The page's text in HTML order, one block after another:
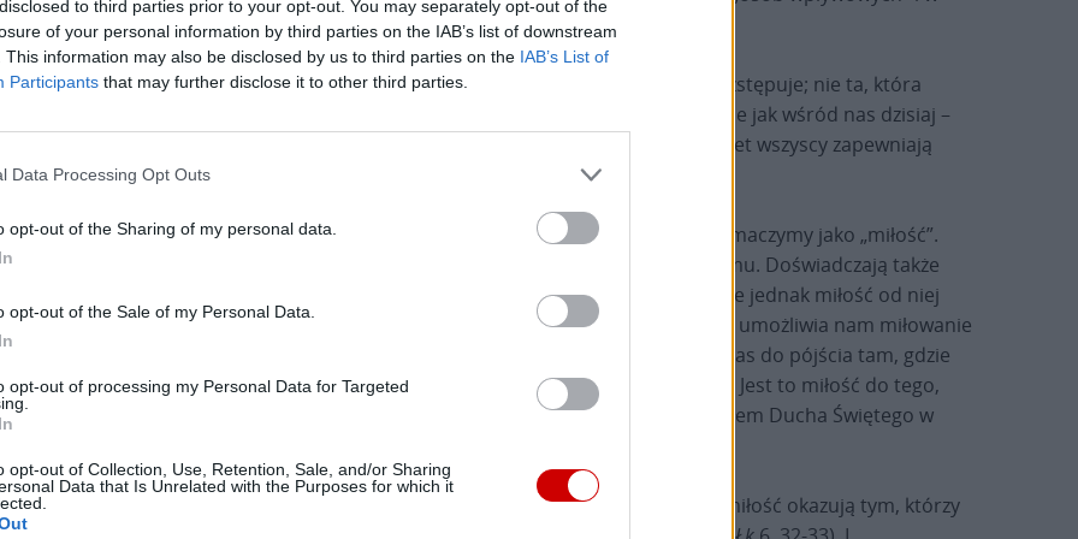
to third parties prior to your opt-out. You may separately opt-out of the
of your personal information by third parties on the IAB’s list of downstream
This information may also be disclosed by us to third parties on the IAB’s List of
Participants that may further disclose it to other third parties.
Data Processing Opt Outs
opt-out of the Sharing of my personal data.
opt-out of the Sale of my Personal Data.
opt-out of processing my Personal Data for Targeted
opt-out of Collection, Use, Retention, Sale, and/or Sharing
Data that Is Unrelated with the Purposes for which it
ale czym jest miłość?
pytać Paweł swoich chrześcijan Koryntu. Nie miłość, która się unosi, lecz ta, która zstępuje; nie ta, która
lecz ta, która jest ukryta. Paweł jest zaniepokojony, że w Koryncie – podobnie jak wśród nas dzisiaj –
którą otrzymujemy jedynie od Boga, w rzeczywistości nie ma śladu. I jeśli nawet wszyscy zapewniają
i przyjaciół, to w istocie bardzo mało wiedzą o miłości Boga.
na określenie miłości. Ostatecznie pojawiło się słowo „ agape
”, które zwykle tłumaczymy jako „miłość”.
świata: oni również zakochują się, mniej lub bardziej, jak to się zdarza każdemu. Doświadczają także
oni żyją miłością do ojczyzny i powszechną miłością do całej ludzkości. Istnieje jednak miłość od niej
Bogu, która uzdalnia nas do miłowania Boga, do stawania się Jego przyjaciółmi, umożliwia nam miłowanie
z innymi przyjaźni z Bogiem. Ta miłość ze względu na Chrystusa pobudza nas do pójścia tam, gdzie
do tego, co nie jest ujmujące, do tych, którzy nas nie lubią i nie są wdzięczni. Jest to miłość do tego,
nieprzyjaciół. Jest to miłość „teologalna” pochodząca od Boga, jest ona dziełem Ducha Świętego w
tylko, którzy was miłują, jakaż za to dla was wdzięczność? Przecież i grzesznicy miłość okazują tym, którzy